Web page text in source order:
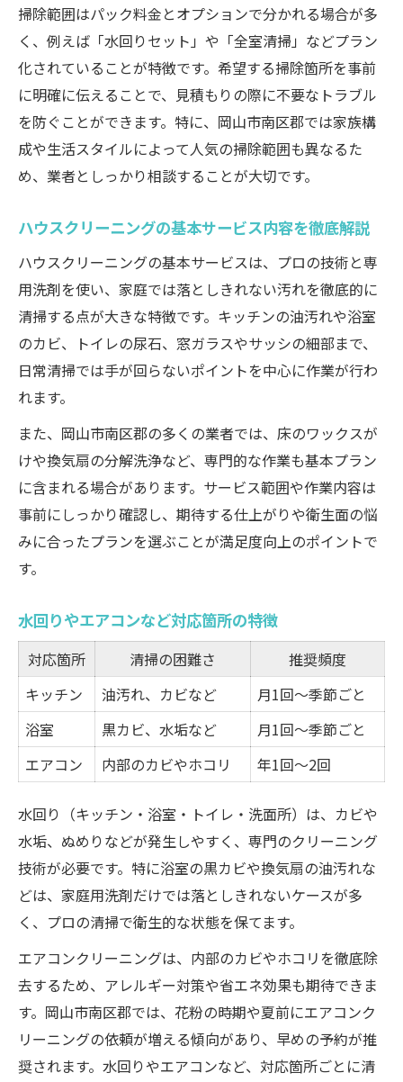
退去時のクリーニングはどこまで必要？
ハウスクリーニングなら原状回復も安心
賃貸での掃除範囲と費用相場の目安
岡山で賃貸に人気の掃除範囲と理由
安心依頼のために知りたい岡山南区の掃除範囲
岡山南区で選ばれる掃除範囲比較表
ハウスクリーニングの範囲選びで失敗しな
いコツ
清掃範囲ごとのメリット・デメリット
口コミで人気の掃除範囲とは
ハウスクリーニングで快適空間を実現する方法
快適空間を作る掃除範囲の効果比較
プロに任せて叶える理想の住まい
掃除範囲ごとのビフォーアフター事例
岡山で満足度の高い掃除範囲とは
掃除範囲はパック料金とオプションで分かれる場合が多
く、例えば「水回りセット」や「全室清掃」などプラン
化されていることが特徴です。希望する掃除箇所を事前
に明確に伝えることで、見積もりの際に不要なトラブル
を防ぐことができます。特に、岡山市南区郡では家族構
成や生活スタイルによって人気の掃除範囲も異なるた
め、業者としっかり相談することが大切です。
ハウスクリーニングの基本サービス内容を徹底解説
ハウスクリーニングの基本サービスは、プロの技術と専
用洗剤を使い、家庭では落としきれない汚れを徹底的に
清掃する点が大きな特徴です。キッチンの油汚れや浴室
のカビ、トイレの尿石、窓ガラスやサッシの細部まで、
日常清掃では手が回らないポイントを中心に作業が行わ
れます。
また、岡山市南区郡の多くの業者では、床のワックスが
けや換気扇の分解洗浄など、専門的な作業も基本プラン
に含まれる場合があります。サービス範囲や作業内容は
事前にしっかり確認し、期待する仕上がりや衛生面の悩
みに合ったプランを選ぶことが満足度向上のポイントで
す。
水回りやエアコンなど対応箇所の特徴
対応箇所 清掃の困難さ
推奨頻度
キッチン
油汚れ、カビなど
月1回〜季節ごと
浴室
黒カビ、水垢など
月1回〜季節ごと
エアコン
内部のカビやホコリ 年1回〜2回
水回り（キッチン・浴室・トイレ・洗面所）は、カビや
水垢、ぬめりなどが発生しやすく、専門のクリーニング
技術が必要です。特に浴室の黒カビや換気扇の油汚れな
どは、家庭用洗剤だけでは落としきれないケースが多
く、プロの清掃で衛生的な状態を保てます。
エアコンクリーニングは、内部のカビやホコリを徹底除
去するため、アレルギー対策や省エネ効果も期待できま
す。岡山市南区郡では、花粉の時期や夏前にエアコンク
リーニングの依頼が増える傾向があり、早めの予約が推
奨されます。水回りやエアコンなど、対応箇所ごとに清